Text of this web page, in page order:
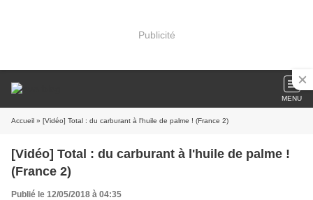
Publicité
MENU
Accueil » [Vidéo] Total : du carburant à l'huile de palme ! (France 2)
[Vidéo] Total : du carburant à l'huile de palme !
(France 2)
Publié le 12/05/2018 à 04:35